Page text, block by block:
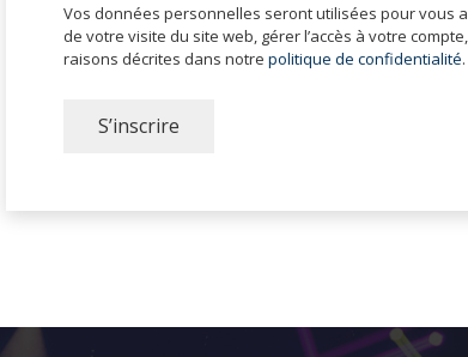
Vos données personnelles seront utilisées pour vous
de votre visite du site web, gérer l’accès à votre
raisons décrites dans notre politique de confidentialité.
S’inscrire